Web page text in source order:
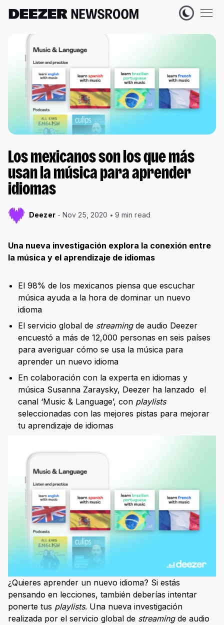
Los mexicanos son los que más
usan la música para aprender
idiomas
Deezer Nov 25, 2020 9 min read
Una nueva investigación explora la conexión entre
la música y el aprendizaje de idiomas
El 98% de los mexicanos piensa que escuchar
música ayuda a la hora de dominar un nuevo
idioma
El servicio global de streamingde audio Deezer
encuestó a más de 12,000 personas en seis países
para averiguar cómo se usa la música para
aprender un nuevo idioma
En colaboración con la experta en idiomas y
música Susanna Zaraysky, Deezer ha lanzado el
canal ‘Music & Language’, con playlists
seleccionadas con las mejores pistas para mejorar
tu aprendizaje de idiomas
¿Quieres aprender un nuevo idioma? Si estás
pensando en lecciones, también deberías intentar
ponerte tus playlists. Una nueva investigación
realizada por el servicio global de streamingde audio